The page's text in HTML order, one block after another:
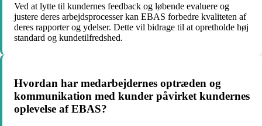
Ved at lytte til kundernes feedback og løbende evaluere og
justere deres arbejdsprocesser kan EBAS forbedre kvaliteten af
deres rapporter og ydelser. Dette vil bidrage til at opretholde høj
standard og kundetilfredshed.
Hvordan har medarbejdernes optræden og
kommunikation med kunder påvirket kundernes
oplevelse af EBAS?